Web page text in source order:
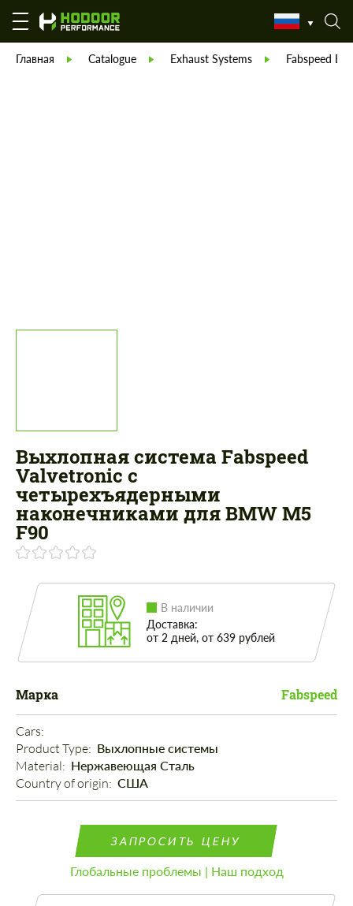
Главная Catalogue Exhaust Systems Fabspeed
Выхлопная система Fabspeed
Valvetronic с
четырехъядерными
наконечниками для BMW M5
F90
В наличии
Доставка:
от 2 дней, от 639 рублей
Марка Fabspeed
Cars:
Product Type: Выхлопные системы
Material: Нержавеющая Сталь
Country of origin: США
ЗАПРОСИТЬ ЦЕНУ
Глобальные проблемы | Наш подход